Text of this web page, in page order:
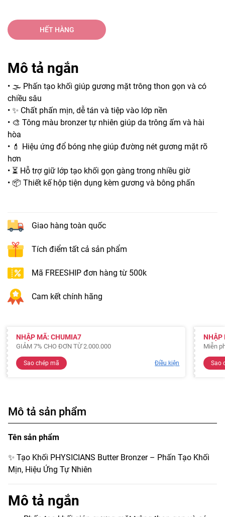
HẾT HÀNG
Mô tả ngắn
• 🌫️ Phấn tạo khối giúp gương mặt trông thon gọn và có
chiều sâu
• ✨ Chất phấn mịn, dễ tán và tiệp vào lớp nền
• 🎨 Tông màu bronzer tự nhiên giúp da trông ấm và hài
hòa
• 💄 Hiệu ứng đổ bóng nhẹ giúp đường nét gương mặt rõ
hơn
• ⏳ Hỗ trợ giữ lớp tạo khối gọn gàng trong nhiều giờ
• 📦 Thiết kế hộp tiện dụng kèm gương và bông phấn
Giao hàng toàn quốc
Tích điểm tất cả sản phẩm
Mã FREESHIP đơn hàng từ 500k
Cam kết chính hãng
NHẬP MÃ: CHUMIA7
GIẢM 7% CHO ĐƠN TỪ 2.000.000
Sao chép mã Điều kiện
NHẬP
Miễn
Sao
Mô tả sản phẩm
Tên sản phẩm
✨ Tạo Khối PHYSICIANS Butter Bronzer – Phấn Tạo Khối
Mịn, Hiệu Ứng Tự Nhiên
Mô tả ngắn